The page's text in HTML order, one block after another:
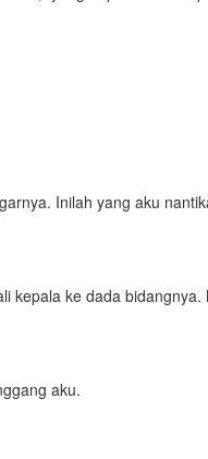
Inilah yang aku
kepala ke dada bidangnya.
aku.